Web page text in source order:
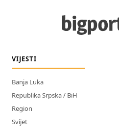
VIJESTI
Banja Luka
Republika Srpska / BiH
Region
Svijet